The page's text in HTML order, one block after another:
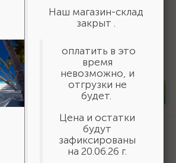
НИЗ (1/2") для торцовых
40Х, оцинкованный, 250мм
₽ /шт
В наличии 35
d 200 мм, г/п 185 кг, игольчатый
резина/металл, поворотное
Наш магазин-склад
закрыт .
оплатить в это
время
невозможно, и
отгрузки не
будет.
Цена и остатки
будут
зафиксированы
на 20.06.26 г.